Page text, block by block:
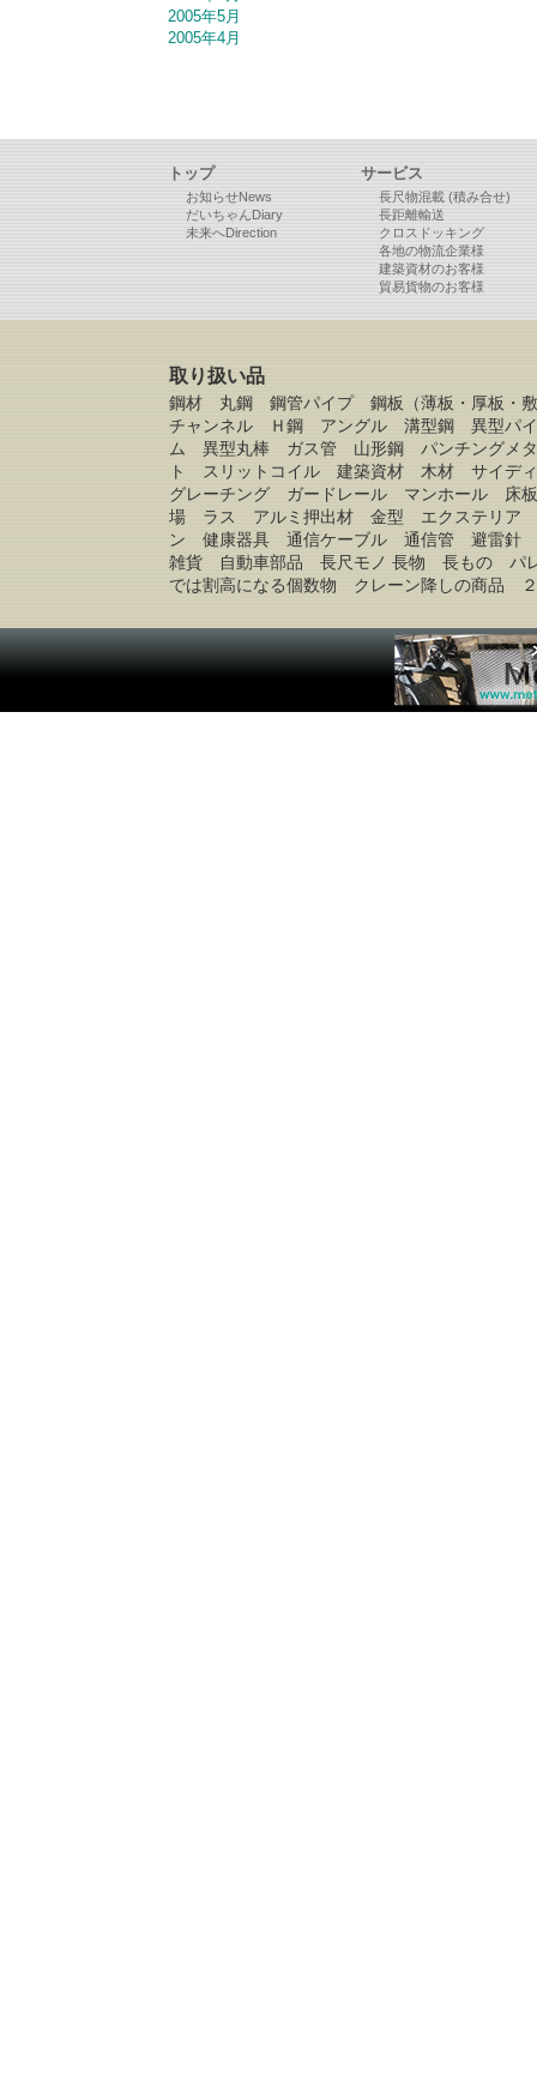
2005年5月
2005年4月
トップ
お知らせNews
だいちゃんDiary
未来へDirection
サービス
長尺物混載 (積み合せ)
長距離輸送
クロスドッキング
各地の物流企業様
建築資材のお客様
貿易貨物のお客様
取り扱い品
鋼材 丸鋼 鋼管パイプ 鋼板（薄板・厚板・
チャンネル Ｈ鋼 アングル 溝型鋼 異型パ
ム 異型丸棒 ガス管 山形鋼 パンチングメ
ト スリットコイル 建築資材 木材 サイ
グレーチング ガードレール マンホール
場 ラス アルミ押出材 金型 エクステリア
ン 健康器具 通信ケーブル 通信管 避雷針
雑貨 自動車部品 長尺モノ 長物 長もの パ
では割高になる個数物 クレーン降しの商品